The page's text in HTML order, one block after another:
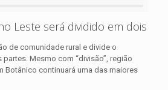
Leste será dividido em dois
de comunidade rural e divide o
Mesmo com “divisão”, região
Botânico continuará uma das maiores